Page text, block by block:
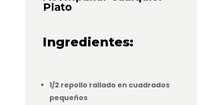
Plato
Ingredientes:
1/2 repollo rallado en cuadrados
pequeños